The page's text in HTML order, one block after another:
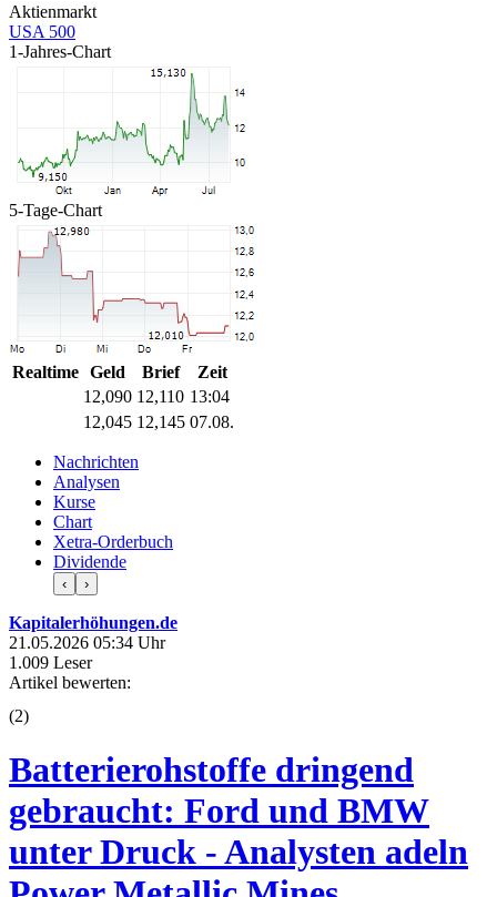
Aktienmarkt
USA 500
1-Jahres-Chart
5-Tage-Chart
Realtime Geld Brief
Zeit
12,090 12,110 13:04
12,045 12,145 07.08.
Nachrichten
Analysen
Kurse
Chart
Xetra-Orderbuch
Dividende
‹ ›
Kapitalerhöhungen.de
21.05.2026 05:34 Uhr
1.009 Leser
Artikel bewerten:
(2)
Batterierohstoffe dringend
gebraucht: Ford und BMW
unter Druck - Analysten adeln